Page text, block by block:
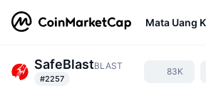
Mata Uang
SafeBlastBLAST
#2257
83K